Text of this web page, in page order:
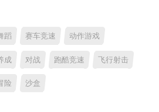
蹈 赛车竞速 动作游戏
成 对战 跑酷竞速 飞行射击
险 沙盒